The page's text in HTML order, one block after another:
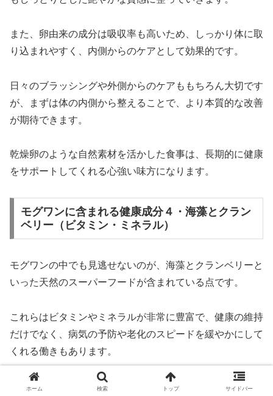
また、卵由来の成分は吸収率も高いため、しっかり体に取
り込まれやすく、内側からのケアとして効果的です。
日々のブラッシングや外側からのケアももちろん大切です
が、まずは体の内側から整えることで、より本質的な改善
が期待できます。
乾燥卵のような自然素材を活かした食事は、長期的に健康
をサポートしてくれる心強い味方になります。
モグワンに含まれる健康成分４・海藻とクラン
ベリー（ビタミン・ミネラル）
モグワンの中でも見逃せないのが、海藻とクランベリーと
いった天然のスーパーフードが含まれている点です。
これらはビタミンやミネラルが非常に豊富で、健康の維持
だけでなく、病気の予防や老化のスピードを緩やかにして
くれる働きもあります。
海藻には、代謝を活性化するヨウ素や、皮膚や粘膜の健康
ホーム 検索 トップ サイドバー